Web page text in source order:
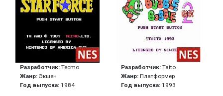
Разработчик: Tecmo
Жанр: Экшен
Год выпуска: 1984
Разработчик:Taito
Жанр:Платформер
Год выпуска:1993